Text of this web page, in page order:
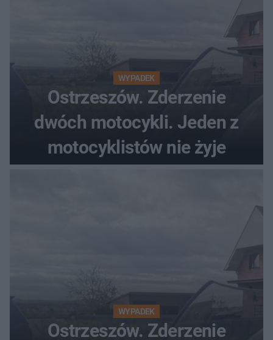
WYPADEK
Ostrzeszów. Zderzenie
dwóch motocykli. Jeden z
motocyklistów nie żyje
WYPADEK
Ostrzeszów. Zderzenie